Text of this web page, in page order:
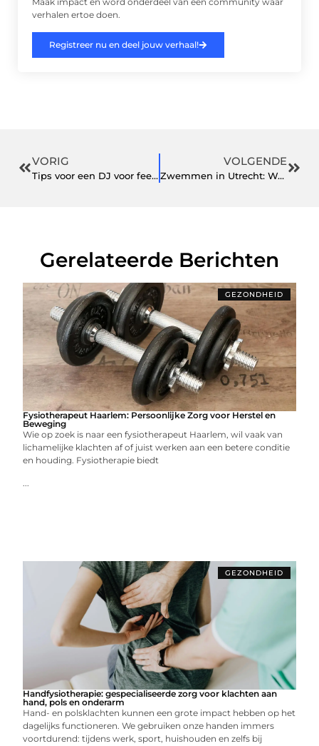
verhalen ertoe doen.
Registreer nu en deel jouw verhaal!
VORIG
Tips voor een DJ voor feesten tot 300 personen
VOLGENDE
Zwemmen in Utrecht: Waar Moet Je Op Letten?
Gerelateerde Berichten
GEZONDHEID
Fysiotherapeut Haarlem: Persoonlijke Zorg voor Herstel en
Beweging
Wie op zoek is naar een fysiotherapeut Haarlem, wil vaak van
lichamelijke klachten af of juist werken aan een betere conditie
en houding. Fysiotherapie biedt
...
GEZONDHEID
Handfysiotherapie: gespecialiseerde zorg voor klachten aan
hand, pols en onderarm
Hand- en polsklachten kunnen een grote impact hebben op het
dagelijks functioneren. We gebruiken onze handen immers
voortdurend: tijdens werk, sport, huishouden en zelfs bij